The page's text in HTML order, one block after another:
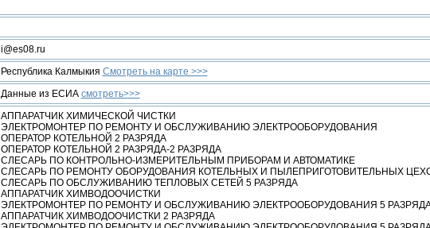
i@es08.ru
Республика Калмыкия Смотреть на карте >>>
Данные из ЕСИА смотреть>>>
АППАРАТЧИК ХИМИЧЕСКОЙ ЧИСТКИ
ЭЛЕКТРОМОНТЕР ПО РЕМОНТУ И ОБСЛУЖИВАНИЮ ЭЛЕКТРООБОРУДОВАНИЯ
ОПЕРАТОР КОТЕЛЬНОЙ 2 РАЗРЯДА
ОПЕРАТОР КОТЕЛЬНОЙ 2 РАЗРЯДА-2 РАЗРЯДА
СЛЕСАРЬ ПО КОНТРОЛЬНО-ИЗМЕРИТЕЛЬНЫМ ПРИБОРАМ И АВТОМАТИКЕ
СЛЕСАРЬ ПО РЕМОНТУ ОБОРУДОВАНИЯ КОТЕЛЬНЫХ И ПЫЛЕПРИГОТОВИТЕЛЬНЫХ
СЛЕСАРЬ ПО ОБСЛУЖИВАНИЮ ТЕПЛОВЫХ СЕТЕЙ 5 РАЗРЯДА
АППАРАТЧИК ХИМВОДООЧИСТКИ
ЭЛЕКТРОМОНТЕР ПО РЕМОНТУ И ОБСЛУЖИВАНИЮ ЭЛЕКТРООБОРУДОВАНИЯ 5
АППАРАТЧИК ХИМВОДООЧИСТКИ 2 РАЗРЯДА